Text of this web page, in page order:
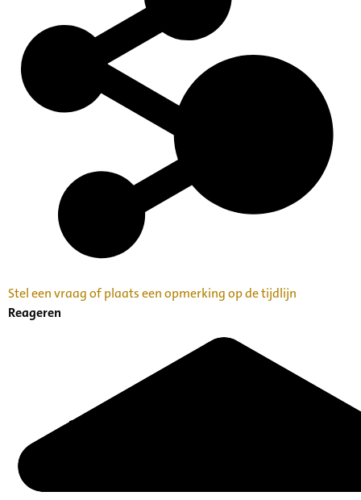
Stel een vraag of plaats een opmerking op de tijdlijn
Reageren